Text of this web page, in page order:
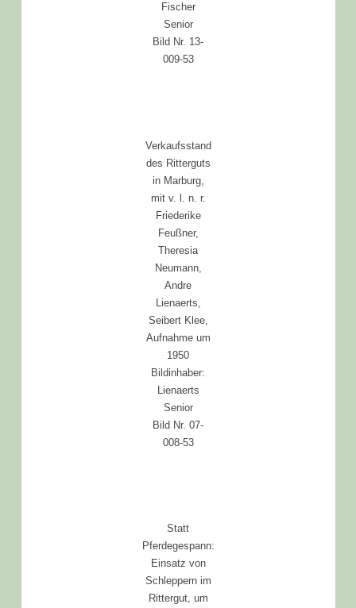
Fischer
Senior
Bild Nr. 13-
009-53
Verkaufsstand
des Ritterguts
in Marburg,
mit v. l. n. r.
Friederike
Feußner,
Theresia
Neumann,
Andre
Lienaerts,
Seibert Klee,
Aufnahme um
1950
Bildinhaber:
Lienaerts
Senior
Bild Nr. 07-
008-53
Statt
Pferdegespann:
Einsatz von
Schleppern im
Rittergut, um